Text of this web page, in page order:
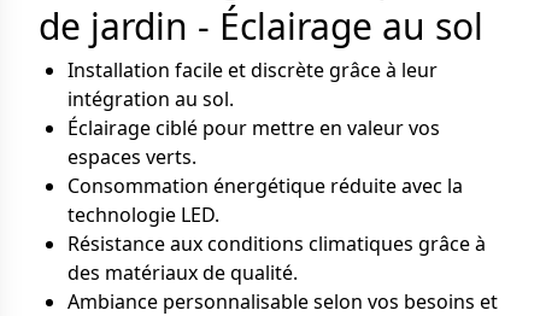
de jardin - Éclairage au sol
Installation facile et discrète grâce à leur
intégration au sol.
Éclairage ciblé pour mettre en valeur vos
espaces verts.
Consommation énergétique réduite avec la
technologie LED.
Résistance aux conditions climatiques grâce à
des matériaux de qualité.
Ambiance personnalisable selon vos besoins et